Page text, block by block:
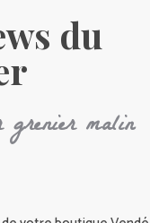
du
grenier malin